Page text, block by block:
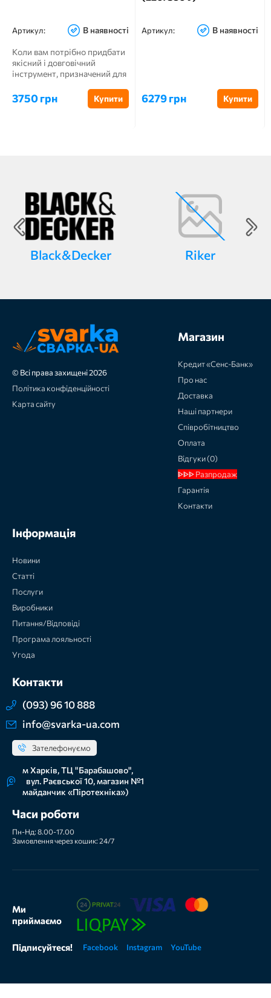
Артикул: В наявності
Коли вам потрібно придбати
якісний і довговічний
інструмент, призначений для
3750 грн Купити
Артикул: В наявності
6279 грн Купити
Black&Decker Riker
© Всі права захищені 2026
Політика конфіденційності
Карта сайту
Магазин
Кредит «Сенс-Банк»
Про нас
Доставка
Наші партнери
Співробітництво
Оплата
Відгуки (0)
ᐈᐈᐈ Разпродаж
Гарантія
Контакти
Інформація
Новини
Статті
Послуги
Виробники
Питання/Відповіді
Програма лояльності
Угода
Контакти
(093) 96 10 888
info@svarka-ua.com
Зателефонуємо
м Харків, ТЦ "Барабашово",
вул. Раєвської 10, магазин №1
майданчик «Піротехніка»)
Часи роботи
Пн-Нд: 8.00-17.00
Замовлення через кошик: 24/7
Ми
приймаємо
Підписуйтеся! Facebook Instagram YouTube